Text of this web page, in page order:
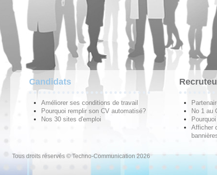
Candidats
Améliorer ses conditions de travail
Pourquoi remplir son CV automatisé?
Nos 30 sites d'emploi
No 1 au
Afficher
Tous droits réservés © Techno-Communication 2026